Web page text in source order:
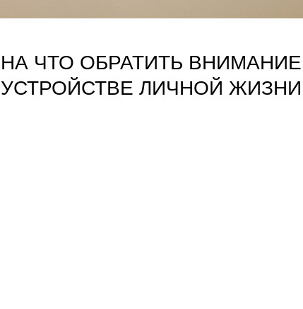
НА ЧТО ОБРАТИТЬ
УСТРОЙСТВЕ ЛИЧНОЙ ЖИЗНИ